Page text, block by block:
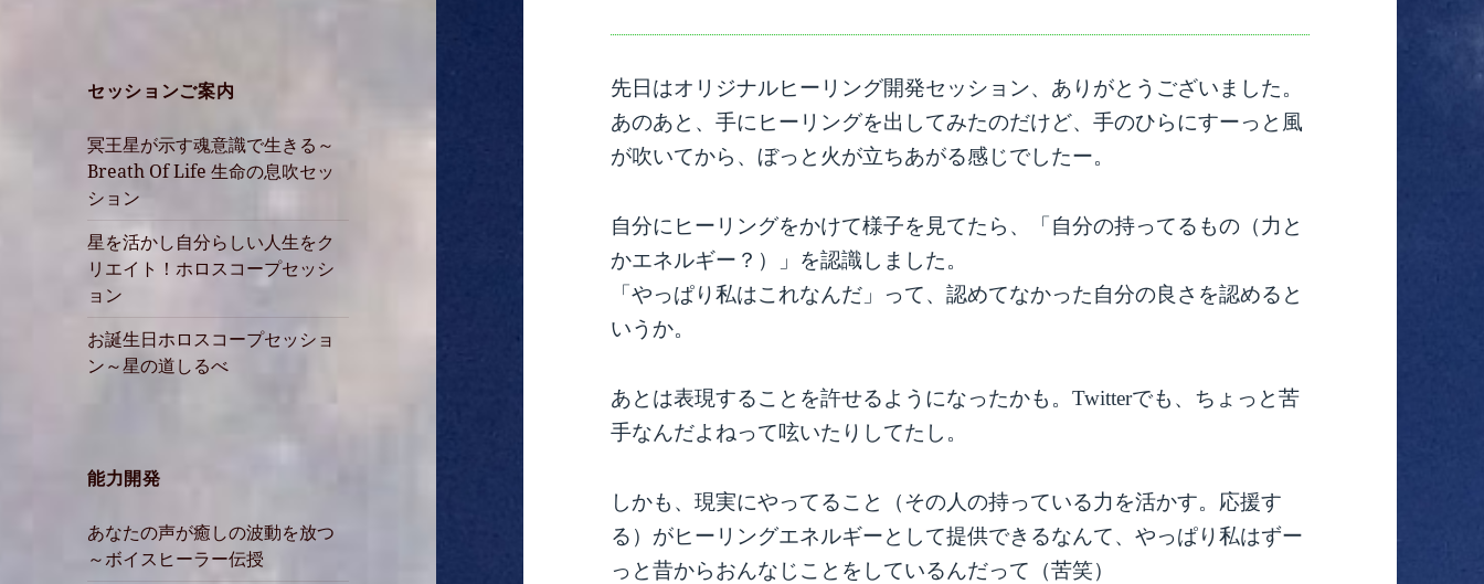
セッションご案内
冥王星が示す魂意識で生きる～
Breath Of Life 生命の息吹セッ
ション
星を活かし自分らしい人生をク
リエイト！ホロスコープセッシ
ョン
お誕生日ホロスコープセッショ
ン～星の道しるべ
能力開発
あなたの声が癒しの波動を放つ
～ボイスヒーラー伝授
先日はオリジナルヒーリング開発セッション、ありがとうございました。
あのあと、手にヒーリングを出してみたのだけど、手のひらにすーっと風
が吹いてから、ぼっと火が立ちあがる感じでしたー。
自分にヒーリングをかけて様子を見てたら、「自分の持ってるもの（力と
かエネルギー？）」を認識しました。
「やっぱり私はこれなんだ」って、認めてなかった自分の良さを認めると
いうか。
あとは表現することを許せるようになったかも。Twitterでも、ちょっと苦
手なんだよねって呟いたりしてたし。
しかも、現実にやってること（その人の持っている力を活かす。応援す
る）がヒーリングエネルギーとして提供できるなんて、やっぱり私はずー
っと昔からおんなじことをしているんだって（苦笑）